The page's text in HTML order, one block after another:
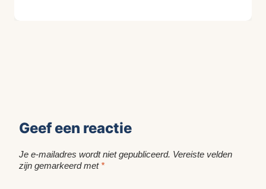
Geef een reactie
Je e-mailadres wordt niet gepubliceerd. Vereiste velden
zijn gemarkeerd met *